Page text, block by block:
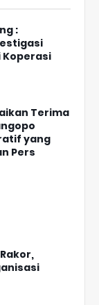
:
Koperasi
Terima
yang
Pers